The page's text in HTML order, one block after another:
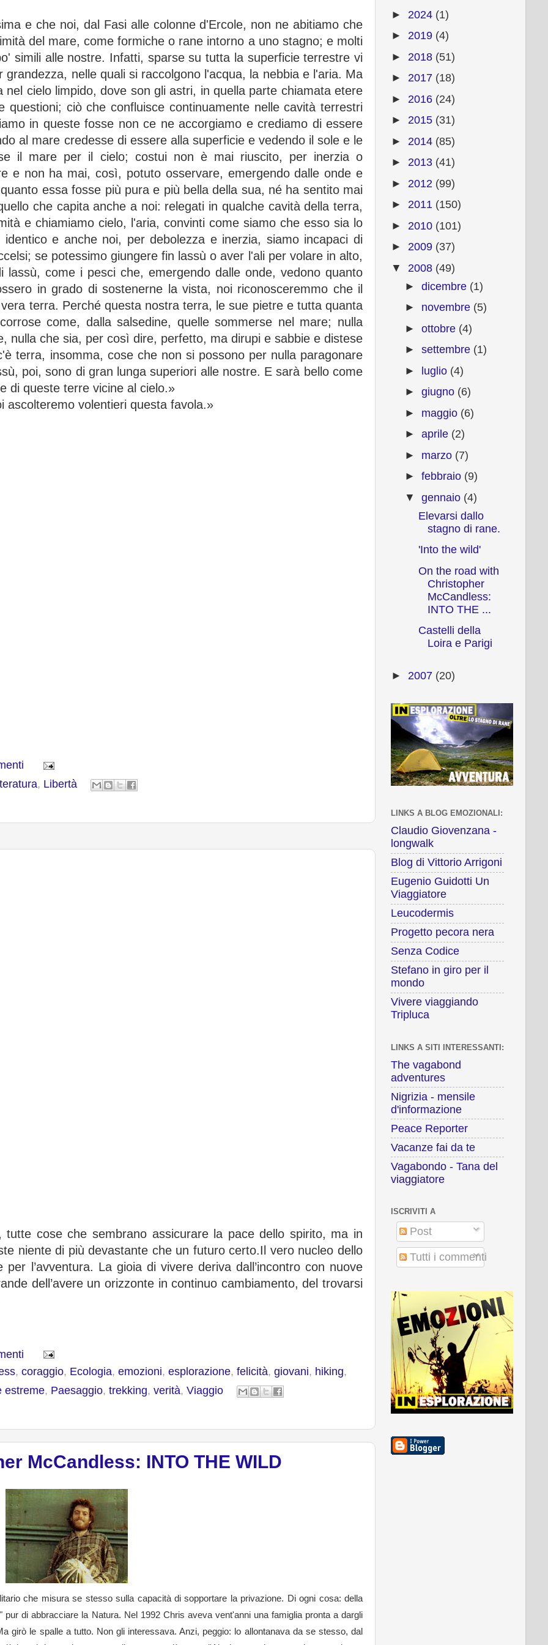
e che noi, dal Fasi alle colonne d'Ercole, non ne abitiamo che
del mare, come formiche o rane intorno a uno stagno; e molti
simili alle nostre. Infatti, sparse su tutta la superficie terrestre vi
nelle quali si raccolgono l'acqua, la nebbia e l'aria. Ma
cielo limpido, dove son gli astri, in quella parte chiamata etere
questioni; ciò che confluisce continuamente nelle cavità terrestri
in queste fosse non ce ne accorgiamo e crediamo di essere
al mare credesse di essere alla superficie e vedendo il sole e le
il mare per il cielo; costui non è mai riuscito, per inerzia o
e non ha mai, così, potuto osservare, emergendo dalle onde e
essa fosse più pura e più bella della sua, né ha sentito mai
che capita anche a noi: relegati in qualche cavità della terra,
e chiamiamo cielo, l'aria, convinti come siamo che esso sia lo
e anche noi, per debolezza e inerzia, siamo incapaci di
se potessimo giungere fin lassù o aver l'ali per volare in alto,
come i pesci che, emergendo dalle onde, vedono quanto
in grado di sostenerne la vista, noi riconosceremmo che il
terra. Perché questa nostra terra, le sue pietre e tutta quanta
come, dalla salsedine, quelle sommerse nel mare; nulla
nulla che sia, per così dire, perfetto, ma dirupi e sabbie e distese
terra, insomma, cose che non si possono per nulla paragonare
poi, sono di gran lunga superiori alle nostre. E sarà bello come
di queste terre vicine al cielo.»
volentieri questa favola.»
, Libertà
tutte cose che sembrano assicurare la pace dello spirito, ma in
niente di più devastante che un futuro certo.Il vero nucleo dello
l’avventura. La gioia di vivere deriva dall’incontro con nuove
dell’avere un orizzonte in continuo cambiamento, del trovarsi
, coraggio, Ecologia, emozioni, esplorazione, felicità, giovani, hiking,
estreme, Paesaggio, trekking, verità, Viaggio
McCandless: INTO THE WILD
che misura se stesso sulla capacità di sopportare la privazione. Di ogni cosa: della
di abbracciare la Natura. Nel 1992 Chris aveva vent'anni una famiglia pronta a dargli
girò le spalle a tutto. Non gli interessava. Anzi, peggio: lo allontanava da se stesso, dal
► 2024 (1)
► 2019 (4)
► 2018 (51)
► 2017 (18)
► 2016 (24)
► 2015 (31)
► 2014 (85)
► 2013 (41)
► 2012 (99)
► 2011 (150)
► 2010 (101)
► 2009 (37)
▼ 2008 (49)
► dicembre (1)
► novembre (5)
► ottobre (4)
► settembre (1)
► luglio (4)
► giugno (6)
► maggio (6)
► aprile (2)
► marzo (7)
► febbraio (9)
▼ gennaio (4)
Elevarsi dallo
stagno di rane.
'Into the wild'
On the road with
Christopher
McCandless:
INTO THE ...
Castelli della
Loira e Parigi
► 2007 (20)
LINKS A BLOG EMOZIONALI:
Claudio Giovenzana -
longwalk
Blog di Vittorio Arrigoni
Eugenio Guidotti Un
Viaggiatore
Leucodermis
Progetto pecora nera
Senza Codice
Stefano in giro per il
mondo
Vivere viaggiando
Tripluca
LINKS A SITI INTERESSANTI:
The vagabond
adventures
Nigrizia - mensile
d'informazione
Peace Reporter
Vacanze fai da te
Vagabondo - Tana del
viaggiatore
ISCRIVITI A
Post
Tutti i commenti